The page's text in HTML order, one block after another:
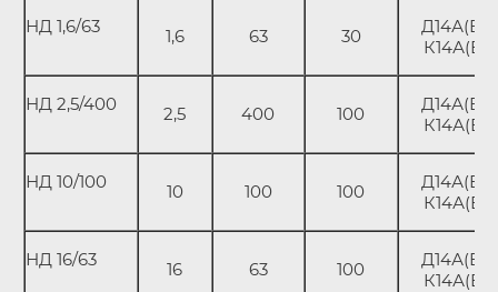
НД 1,6/63 1,6 63 30
Д14А(В);
К14А(В)
НД 2,5/400 2,5 400 100
Д14А(В);
К14А(В)
НД 10/100 10 100 100
Д14А(В);
К14А(В)
НД 16/63 16 63 100
Д14А(В);
К14А(В)